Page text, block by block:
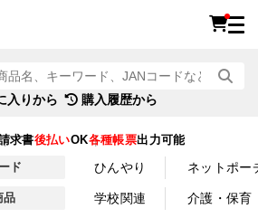
入りから 購入履歴から
求書後払いOK各種帳票出力可能
ド ひんやり ネットポー
品 学校関連 介護・保育